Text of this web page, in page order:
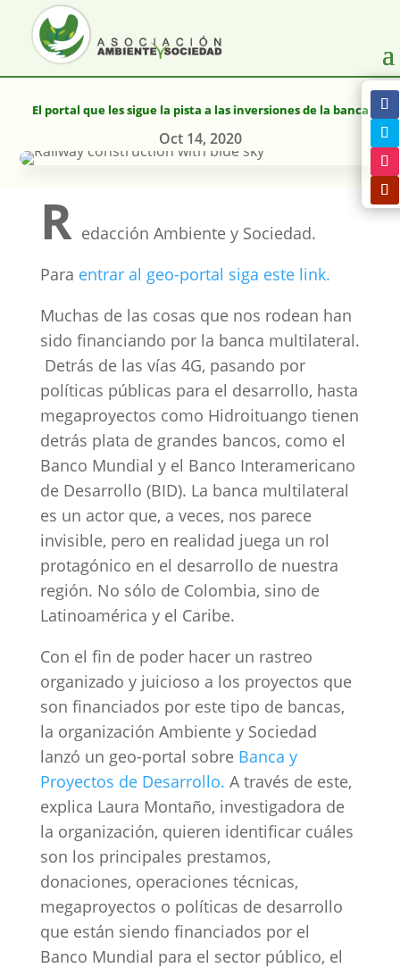
El portal que les sigue la pista a las inversiones de la banca
Oct 14, 2020
R edacción Ambiente y Sociedad.
Para entrar al geo-portal siga este link.
Muchas de las cosas que nos rodean han
sido financiando por la banca multilateral.
Detrás de las vías 4G, pasando por
políticas públicas para el desarrollo, hasta
megaproyectos como Hidroituango tienen
detrás plata de grandes bancos, como el
Banco Mundial y el Banco Interamericano
de Desarrollo (BID). La banca multilateral
es un actor que, a veces, nos parece
invisible, pero en realidad juega un rol
protagónico en el desarrollo de nuestra
región. No sólo de Colombia, sino de
Latinoamérica y el Caribe.
Con el fin de poder hacer un rastreo
organizado y juicioso a los proyectos que
son financiados por este tipo de bancas,
la organización Ambiente y Sociedad
lanzó un geo-portal sobreBanca y
Proyectos de Desarrollo. A través de este,
explica Laura Montaño, investigadora de
la organización, quieren identificar cuáles
son los principales prestamos,
donaciones, operaciones técnicas,
megaproyectos o políticas de desarrollo
que están siendo financiados por el
Banco Mundial para el sector público, el